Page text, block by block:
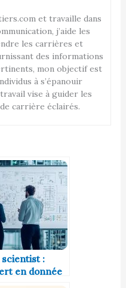
et travaille dans
j’aide les
les carrières et
des informations
mon objectif est
à s’épanouir
vise à guider les
carrière éclairés.
scientist :
en donnée